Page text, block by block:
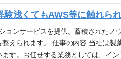
に、IT化構想支援・システム開発
浅くてもAWS等に触れら
ョンサービスを提供。蓄積された
えられます。 仕事の内容 当社は
す。お任せする業務としては、イ